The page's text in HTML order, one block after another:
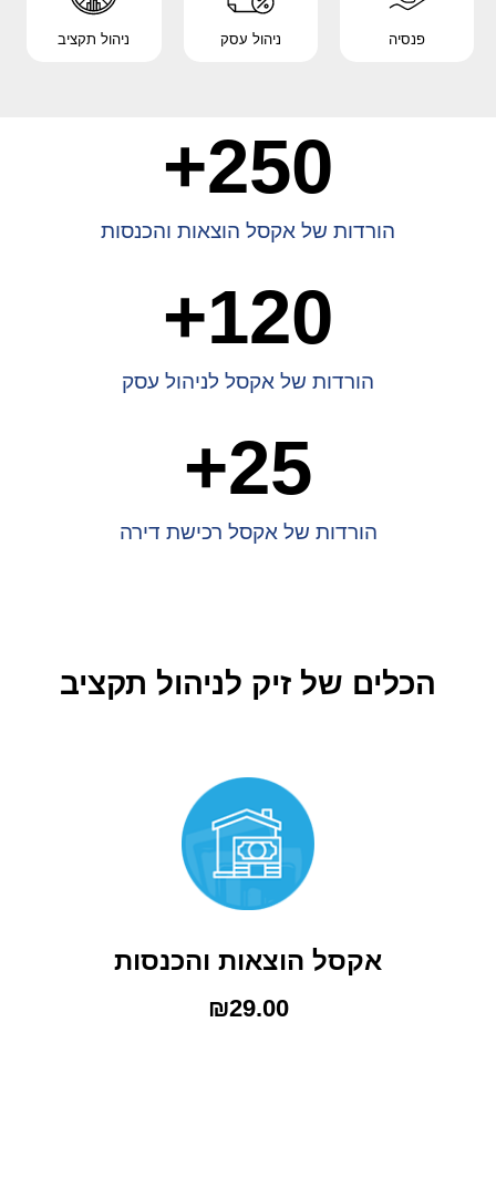
פנסיה ניהול עסק ניהול תקציב
הורדות של אקסל הוצאות והכנסות
250
+
הורדות של אקסל לניהול עסק
120
+
הורדות של אקסל רכישת דירה
25
+
הכלים של זיק לניהול תקציב
אקסל הוצאות והכנסות
₪29.00